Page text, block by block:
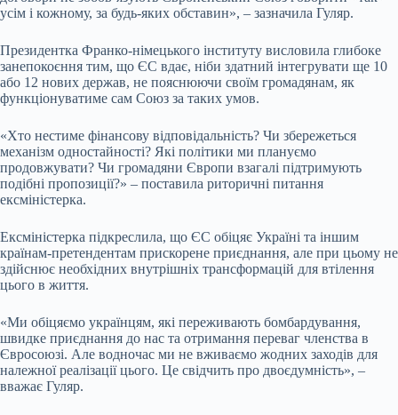
усім і кожному, за будь-яких обставин», – зазначила Гуляр.
Президентка Франко-німецького інституту висловила глибоке
занепокоєння тим, що ЄС вдає, ніби здатний інтегрувати ще 10
або 12 нових держав, не пояснюючи своїм громадянам, як
функціонуватиме сам Союз за таких умов.
«Хто нестиме фінансову відповідальність? Чи збережеться
механізм одностайності? Які політики ми плануємо
продовжувати? Чи громадяни Європи взагалі підтримують
подібні пропозиції?» – поставила риторичні питання
ексміністерка.
Ексміністерка підкреслила, що ЄС обіцяє Україні та іншим
країнам-претендентам прискорене приєднання, але при цьому не
здійснює необхідних внутрішніх трансформацій для втілення
цього в життя.
«Ми обіцяємо українцям, які переживають бомбардування,
швидке приєднання до нас та отримання переваг членства в
Євросоюзі. Але водночас ми не вживаємо жодних заходів для
належної реалізації цього. Це свідчить про двоєдумність», –
вважає Гуляр.